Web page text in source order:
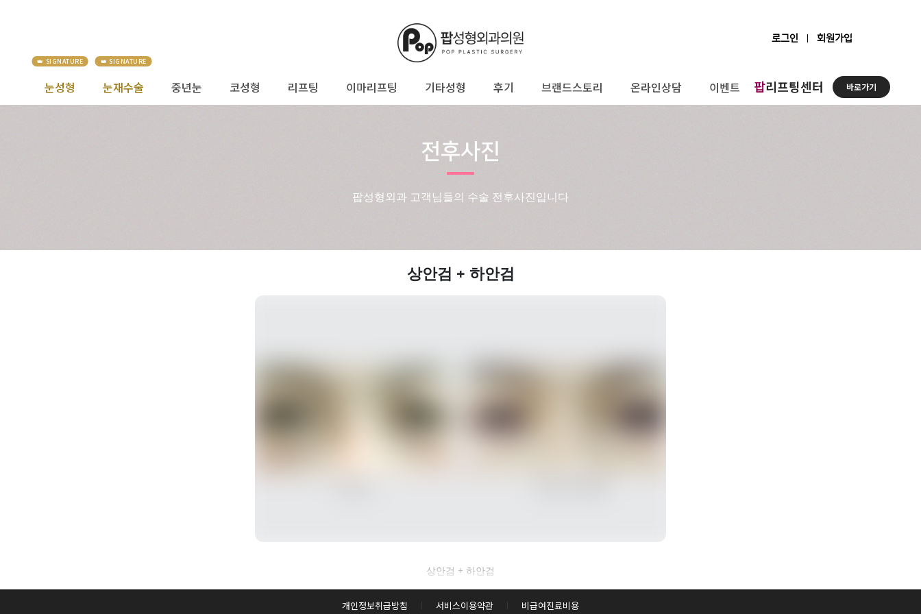
로그인 회원가입
눈성형 눈재수술 중년눈 코성형 리프팅 이마리프팅 기타성형 후기 브랜드스토리 온라인상담 이벤트 팝리프팅센터 바로가기
전후사진
팝성형외과 고객님들의 수술 전후사진입니다
상안검 + 하안검
로그인 후 확인하실 수 있습니다.
상안검 + 하안검
개인정보취급방침 서비스이용약관 비급여진료비용